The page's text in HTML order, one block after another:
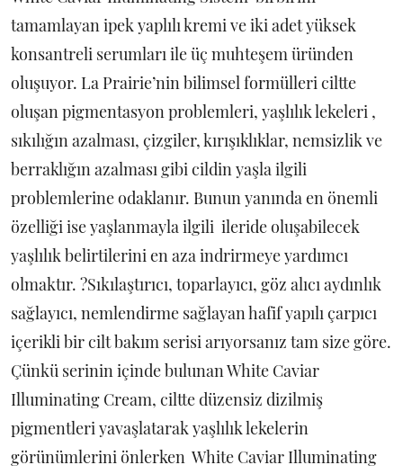
tamamlayan ipek yaplılı kremi ve iki adet yüksek
konsantreli serumları ile üç muhteşem üründen
oluşuyor. La Prairie’nin bilimsel formülleri ciltte
oluşan pigmentasyon problemleri, yaşlılık lekeleri ,
sıkılığın azalması, çizgiler, kırışıklıklar, nemsizlik ve
berraklığın azalması gibi cildin yaşla ilgili
problemlerine odaklanır. Bunun yanında en önemli
özelliği ise yaşlanmayla ilgili ileride oluşabilecek
yaşlılık belirtilerini en aza indrirmeye yardımcı
olmaktır. ?Sıkılaştırıcı, toparlayıcı, göz alıcı aydınlık
sağlayıcı, nemlendirme sağlayan hafif yapılı çarpıcı
içerikli bir cilt bakım serisi arıyorsanız tam size göre.
Çünkü serinin içinde bulunan White Caviar
Illuminating Cream, ciltte düzensiz dizilmiş
pigmentleri yavaşlatarak yaşlılık lekelerin
görünümlerini önlerken White Caviar Illuminating